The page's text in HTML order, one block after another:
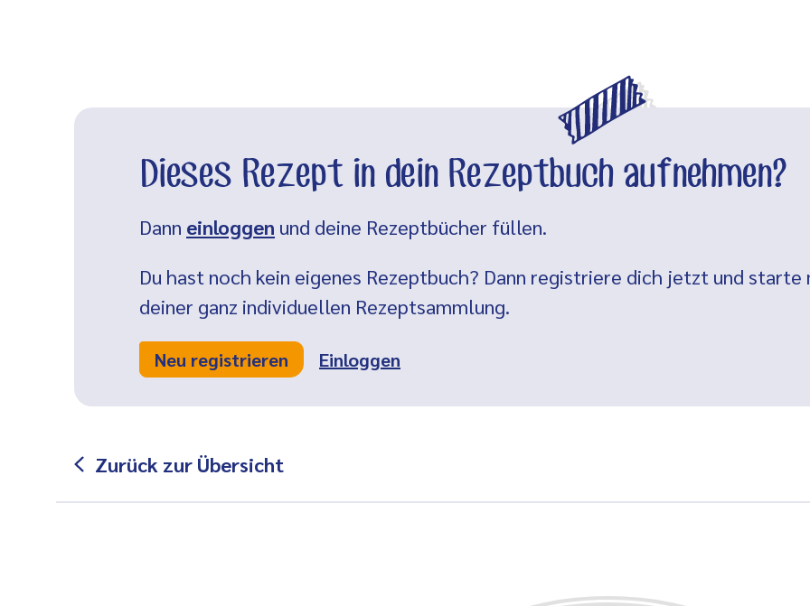
Dieses Rezept in dein Rezeptbuch aufnehmen?
Dann einloggen und deine Rezeptbücher füllen.
Du hast noch kein eigenes Rezeptbuch? Dann registriere dich jetzt und starte
deiner ganz individuellen Rezeptsammlung.
Neu registrieren Einloggen
Zurück zur Übersicht